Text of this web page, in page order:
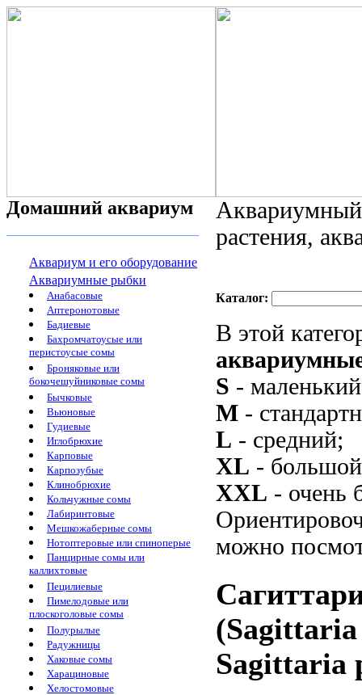
Домашний аквариум
Аквариум и его оборудование
Аквариумные рыбки
Анабасовые
Аптеронотовые
Бадиевые
Бахромчатоусые или
перистоусые сомы
Броняковые или
бокочешуйниковые сомы
Бычковые
Вьюновые
Гудиевые
Иглобрюхие
Карповые
Карпозубые
Клинобрюхие
Кольчужные сомы
Лабиринтовые
Мешкожаберные сомы
Нотоптеровые или спиноперые
Панцирные сомы или
каллихтовые
Пецилиевые
Пимелодовые или
плоскоголовые сомы
Полурылые
Радужницы
Хаковые сомы
Харациновые
Хелостомовые
растения,
Каталог:
В этой
S -
M -
L - средний;
XL -
XXL - очень
можно
Sagittaria